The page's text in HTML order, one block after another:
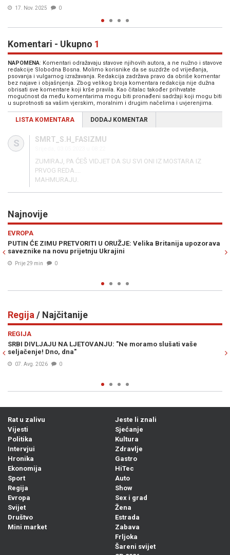
Komentari - Ukupno 1
NAPOMENA: Komentari odražavaju stavove njihovih autora, a ne nužno i stavove
redakcije Slobodna Bosna. Molimo korisnike da se suzdrže od vrijeđanja,
psovanja i vulgarnog izražavanja. Redakcija zadržava pravo da obriše komentar
bez najave i objašnjenja. Zbog velikog broja komentara redakcija nije dužna
obrisati sve komentare koji krše pravila. Kao čitalac također prihvatate
mogućnost da među komentarima mogu biti pronađeni sadržaji koji mogu biti
u suprotnosti sa vašim vjerskim, moralnim i drugim načelima i uvjerenjima.
LISTA KOMENTARA DODAJ KOMENTAR
S SMRT_S.H_FASIZMU
ZUMIRAJ, PA ĆEŠ VIDJET DA SU SVI ONI IZ MOSTARA IZ
PRVOG REDA....
MAHMURAJU.
Najnovije
Velika Britanija upozorava SELAK RASPUDIĆ ŽESTOKO UDARILA
trenutak kada cijela Vlada treba pasti!"
Regija / Najčitanije
"Ne moramo slušati vaše
VUČIĆ PIJAN KAO LETVA OBRAĆA
Rat u zalivu
Vijesti
Politika
Intervjui
Hronika
Ekonomija
Sport
Regija
Evropa
Svijet
Društvo
Mini market
Jeste li znali
Sjećanje
Kultura
Zdravlje
Gastro
HiTec
Auto
Show
Sex i grad
Žena
Estrada
Zabava
Frljoka
Šareni svijet